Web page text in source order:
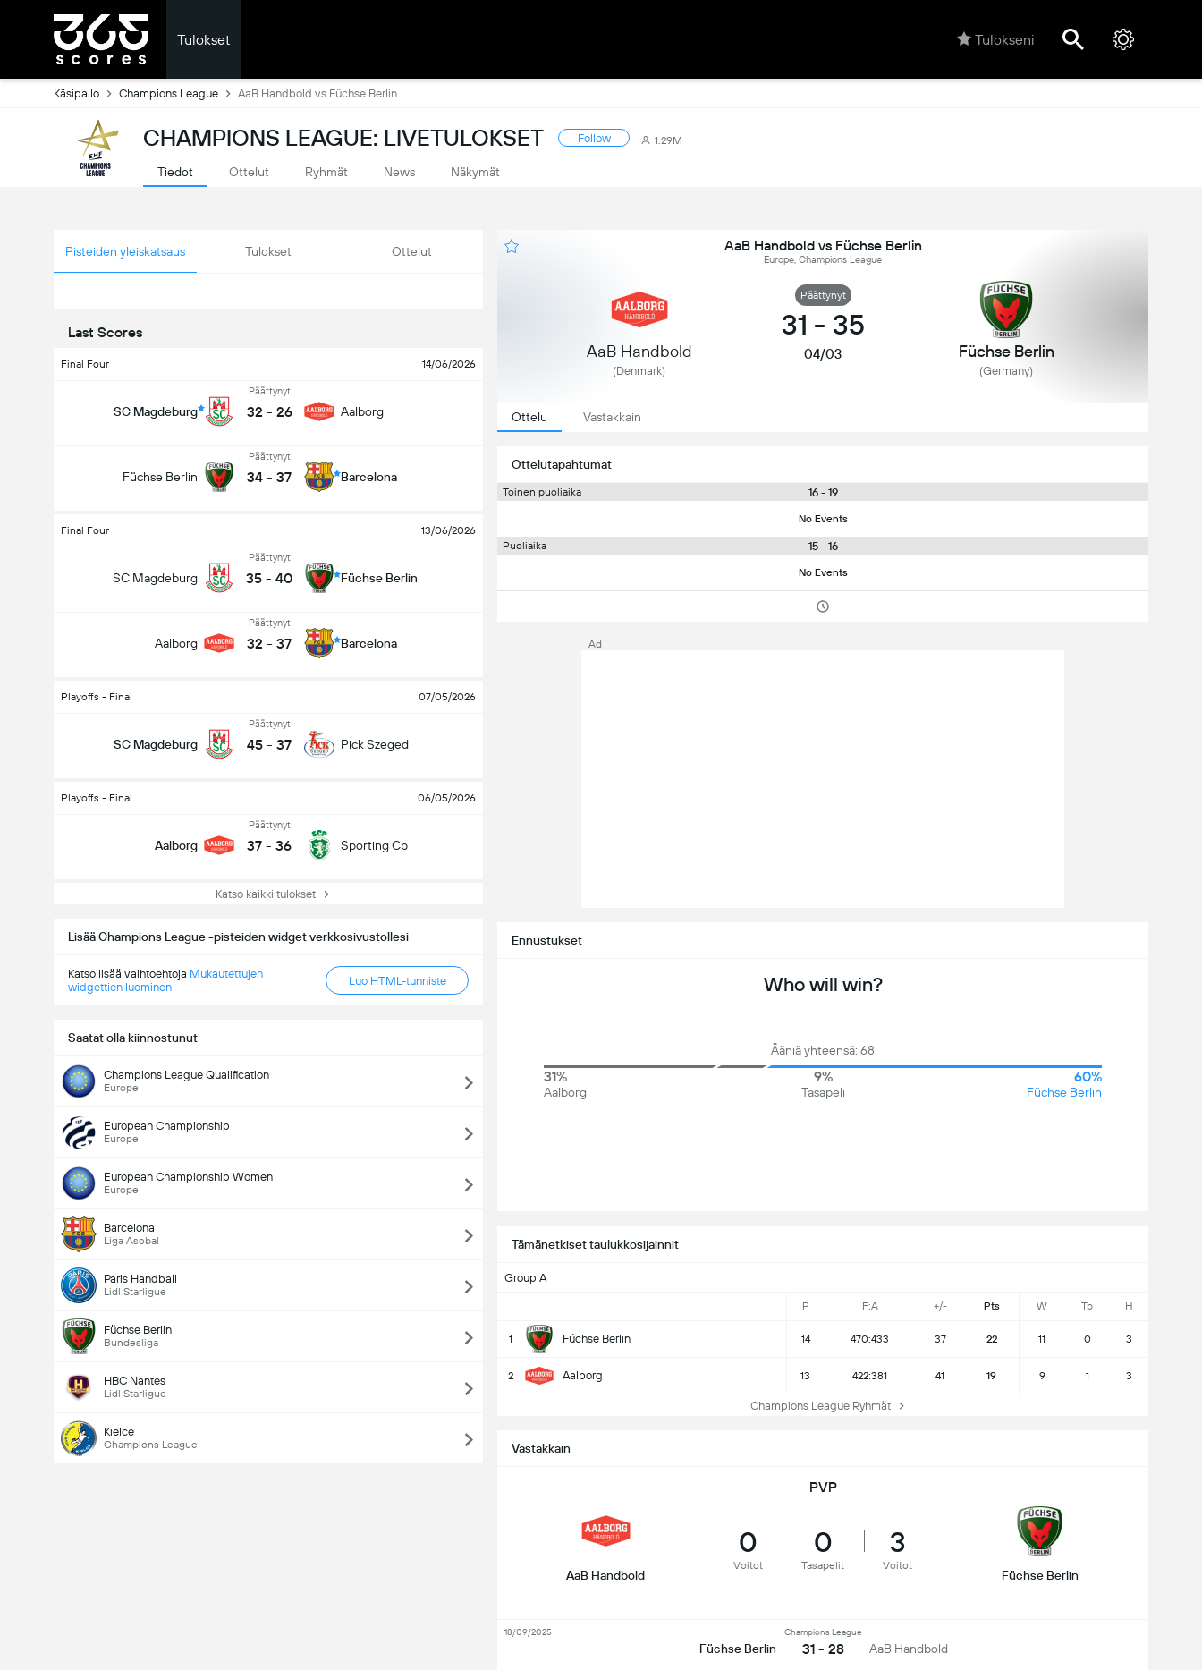
Tulokset Tulokseni
Käsipallo Champions League AaB Handbold vs Füchse Berlin
CHAMPIONS LEAGUE: LIVETULOKSET Follow 1.29M
Tiedot Ottelut Ryhmät News Näkymät
Pisteiden yleiskatsaus Tulokset Ottelut
Last Scores
Final Four 14/06/2026
SC Magdeburg
Päättynyt
32 - 26 Aalborg
Füchse Berlin
Päättynyt
34 - 37 Barcelona
Final Four 13/06/2026
SC Magdeburg
Päättynyt
35 - 40 Füchse Berlin
Aalborg
Päättynyt
32 - 37 Barcelona
Playoffs - Final 07/05/2026
SC Magdeburg
Päättynyt
45 - 37 Pick Szeged
Playoffs - Final 06/05/2026
Aalborg
Päättynyt
37 - 36 Sporting Cp
Katso kaikki tulokset
Lisää Champions League -pisteiden widget verkkosivustollesi
Katso lisää vaihtoehtoja Mukautettujen
widgettien luominen
Luo HTML-tunniste
Saatat olla kiinnostunut
Champions League Qualification
Europe
European Championship
Europe
European Championship Women
Europe
Barcelona
Liga Asobal
Paris Handball
Lidl Starligue
Füchse Berlin
Bundesliga
HBC Nantes
Lidl Starligue
Kielce
Champions League
AaB Handbold vs Füchse Berlin
Europe, Champions League
AaB Handbold
(Denmark)
Päättynyt
31 - 35
04/03 Füchse Berlin
(Germany)
Ottelu Vastakkain
Ottelutapahtumat
Toinen puoliaika 16 - 19
No Events
Puoliaika 15 - 16
No Events
Tämänetkiset taulukkosijainnit
Group A
P F:A +/- Pts W Tp H
1 Füchse Berlin 14 470:433 37 22 11 0 3
2 Aalborg 13 422:381 41 19 9 1 3
Champions League Ryhmät
Ennustukset
Who will win?
Ääniä yhteensä: 68
31%
Aalborg
9%
Tasapeli
60%
Füchse Berlin
Vastakkain
PVP
AaB Handbold
0
Voitot
0
Tasapelit
3
Voitot
Füchse Berlin
Füchse Berlin
Champions League
31 - 28 AaB Handbold
18/09/2025
Ad